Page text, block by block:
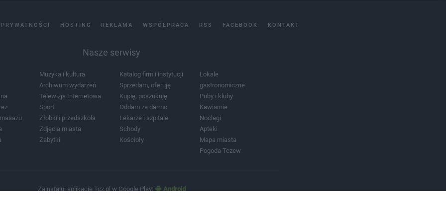
HOSTING REKLAMA WSPÓŁPRACA RSS FACEBOOK KONTAKT
Nasze serwisy
Muzyka i kultura
Archiwum wydarzeń
Telewizja Internetowa
Sport
Żłobki i przedszkola
Zdjęcia miasta
Zabytki
Katalog firm i instytucji
Sprzedam, oferuję
Kupię, poszukuję
Oddam za darmo
Lekarze i szpitale
Schody
Kościoły
Lokale
gastronomiczne
Puby i kluby
Kawiarnie
Noclegi
Apteki
Mapa miasta
Pogoda Tczew
Zainstaluj aplikację Tcz.pl w Google Play: Android